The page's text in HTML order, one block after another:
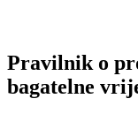
Pravilnik o
bagatelne